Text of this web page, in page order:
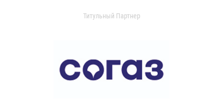
Титульный Партнер